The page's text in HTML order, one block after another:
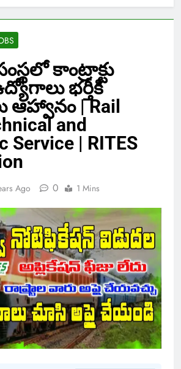
కాంట్రాక్టు
భర్తీకి
ఆహ్వానం | Rail
and
Service | RITES
Ago 0 1 Mins